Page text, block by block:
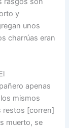
y
unos
charrúas eran
apenas
mismos
restos [corren]
muerto, se